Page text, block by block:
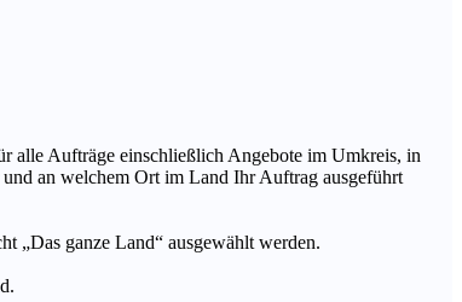
alle Aufträge einschließlich Angebote im Umkreis, in
an welchem Ort im Land Ihr Auftrag ausgeführt
„Das ganze Land“ ausgewählt werden.